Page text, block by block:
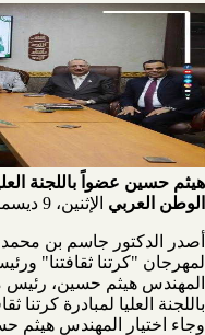
هيثم حسين عضواً باللجنة
الوطن العربي الإثنين، 9 ديسمبر 2024
أصدر الدكتور جاسم بن محمد
لمهرجان "كرتنا ثقافتنا"
المهندس هيثم حسين،
باللجنة العليا لمبادرة
وجاء اختيار المهندس هيثم